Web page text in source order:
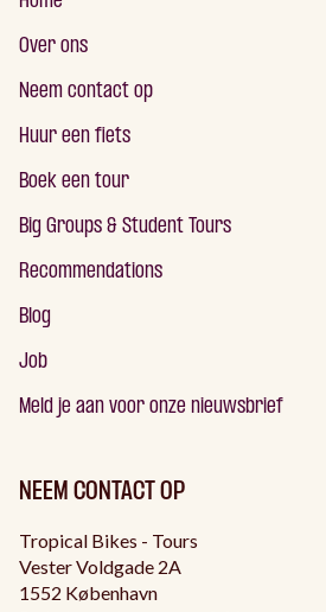
Over ons
Neem contact op
Huur een fiets
Boek een tour
Big Groups & Student Tours
Recommendations
Blog
Job
Meld je aan voor onze nieuwsbrief
NEEM CONTACT OP
Tropical Bikes - Tours
Vester Voldgade 2A
1552 København